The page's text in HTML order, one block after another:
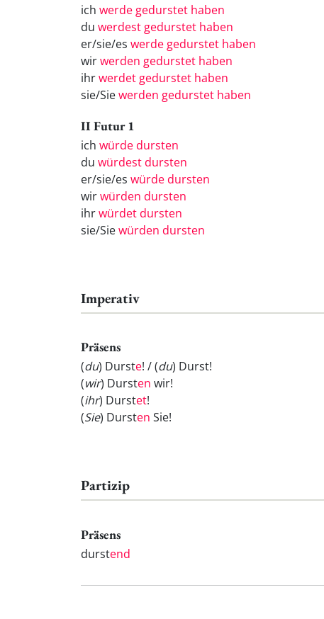
ich werde gedurstet haben
du werdest gedurstet haben
er/sie/es werde gedurstet haben
wirwerden gedurstet haben
ihrwerdet gedurstet haben
sie/Siewerden gedurstet haben
II Futur 1
ich würde dursten
du würdest dursten
er/sie/es würde dursten
wirwürden dursten
ihrwürdet dursten
sie/Siewürden dursten
Imperativ
Präsens
(du) Durste! / (du) Durst!
(wir) Dursten wir!
(ihr) Durstet!
(Sie) Dursten Sie!
Partizip
Präsens
durstend